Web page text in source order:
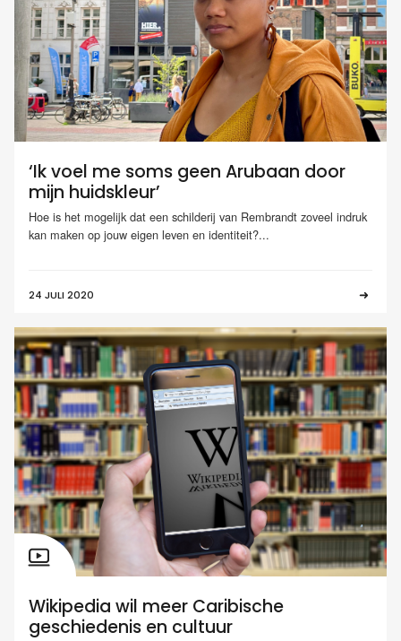
‘Ik voel me soms geen Arubaan door
mijn huidskleur’
Hoe is het mogelijk dat een schilderij van Rembrandt zoveel indruk
kan maken op jouw eigen leven en identiteit?...
24 JULI 2020
Wikipedia wil meer Caribische
geschiedenis en cultuur